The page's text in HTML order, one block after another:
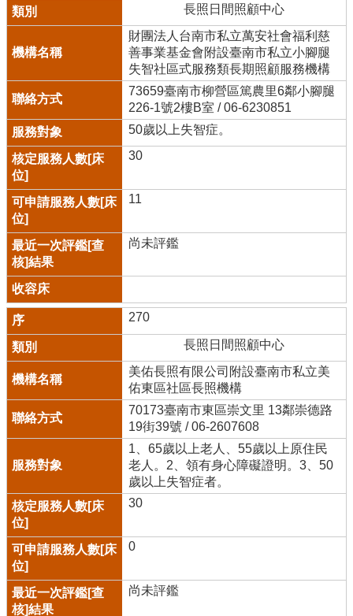
長照日間照顧中心
財團法人台南市私立萬安社會福利慈
善事業基金會附設臺南市私立小腳腿
失智社區式服務類長期照顧服務機構
73659臺南市柳營區篤農里6鄰小腳腿
226-1號2樓B室 / 06-6230851
50歲以上失智症。
30
11
尚未評鑑
270
長照日間照顧中心
美佑長照有限公司附設臺南市私立美
佑東區社區長照機構
70173臺南市東區崇文里 13鄰崇德路
19街39號 / 06-2607608
1、65歲以上老人、55歲以上原住民
老人。2、領有身心障礙證明。3、50
歲以上失智症者。
30
0
尚未評鑑